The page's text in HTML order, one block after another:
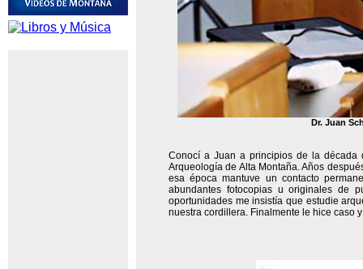
Dr. Juan
Conocí a Juan a principios de la
Arqueología de Alta Montaña. Años
esa época mantuve un contacto
abundantes fotocopias u originales de
oportunidades me insistía que estudie
nuestra cordillera. Finalmente le hice caso